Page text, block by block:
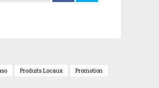
Produits Locaux Promotion